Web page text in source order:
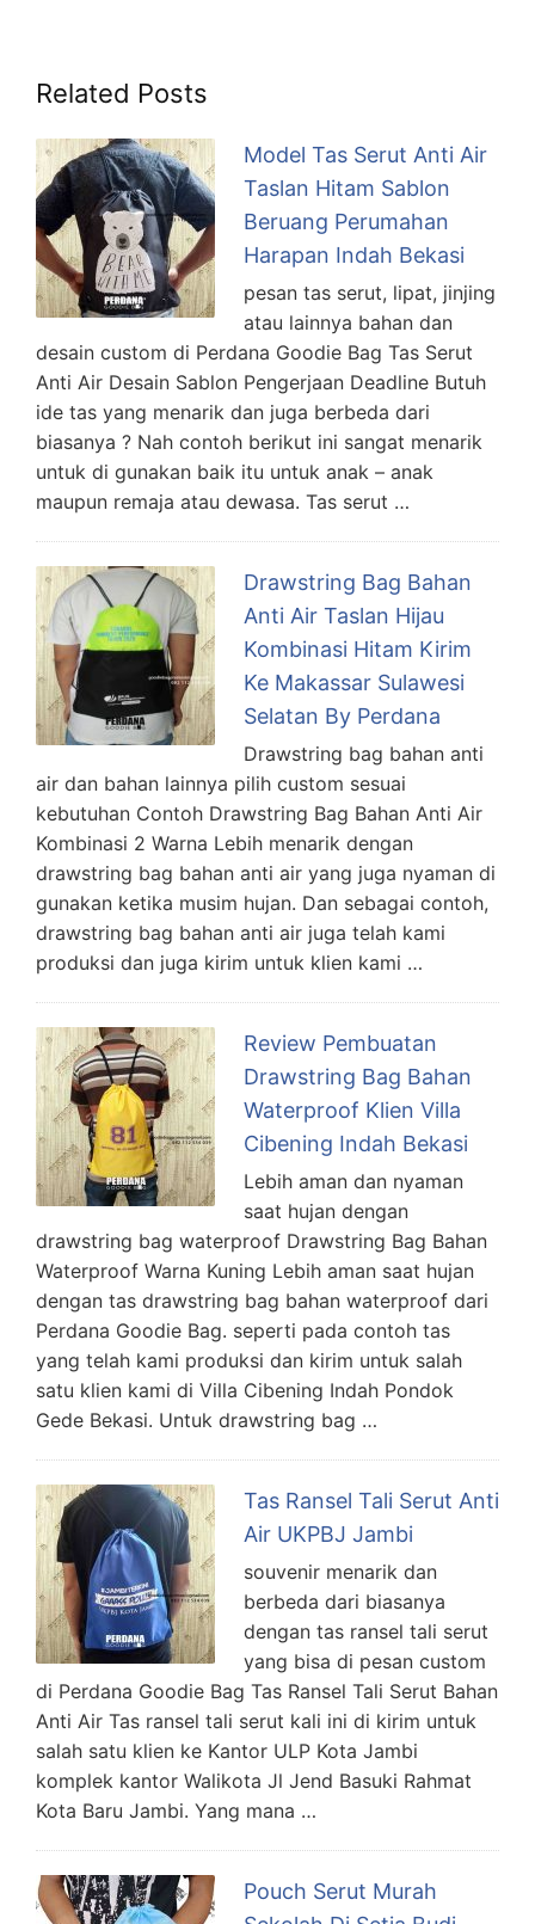
Related Posts
Model Tas Serut Anti Air
Taslan Hitam Sablon
Beruang Perumahan
Harapan Indah Bekasi
pesan tas serut, lipat, jinjing
atau lainnya bahan dan
desain custom di Perdana Goodie Bag Tas Serut
Anti Air Desain Sablon Pengerjaan Deadline Butuh
ide tas yang menarik dan juga berbeda dari
biasanya ? Nah contoh berikut ini sangat menarik
untuk di gunakan baik itu untuk anak – anak
maupun remaja atau dewasa. Tas serut …
Drawstring Bag Bahan
Anti Air Taslan Hijau
Kombinasi Hitam Kirim
Ke Makassar Sulawesi
Selatan By Perdana
Drawstring bag bahan anti
air dan bahan lainnya pilih custom sesuai
kebutuhan Contoh Drawstring Bag Bahan Anti Air
Kombinasi 2 Warna Lebih menarik dengan
drawstring bag bahan anti air yang juga nyaman di
gunakan ketika musim hujan. Dan sebagai contoh,
drawstring bag bahan anti air juga telah kami
produksi dan juga kirim untuk klien kami …
Review Pembuatan
Drawstring Bag Bahan
Waterproof Klien Villa
Cibening Indah Bekasi
Lebih aman dan nyaman
saat hujan dengan
drawstring bag waterproof Drawstring Bag Bahan
Waterproof Warna Kuning Lebih aman saat hujan
dengan tas drawstring bag bahan waterproof dari
Perdana Goodie Bag. seperti pada contoh tas
yang telah kami produksi dan kirim untuk salah
satu klien kami di Villa Cibening Indah Pondok
Gede Bekasi. Untuk drawstring bag …
Tas Ransel Tali Serut Anti
Air UKPBJ Jambi
souvenir menarik dan
berbeda dari biasanya
dengan tas ransel tali serut
yang bisa di pesan custom
di Perdana Goodie Bag Tas Ransel Tali Serut Bahan
Anti Air Tas ransel tali serut kali ini di kirim untuk
salah satu klien ke Kantor ULP Kota Jambi
komplek kantor Walikota Jl Jend Basuki Rahmat
Kota Baru Jambi. Yang mana …
Pouch Serut Murah